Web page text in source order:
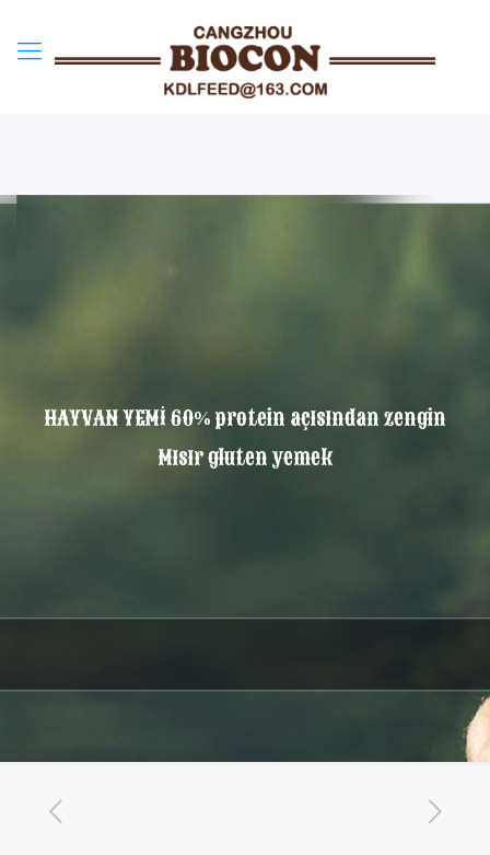
HAYVAN YEMİ 60% protein açısından zengin
Mısır gluten yemek